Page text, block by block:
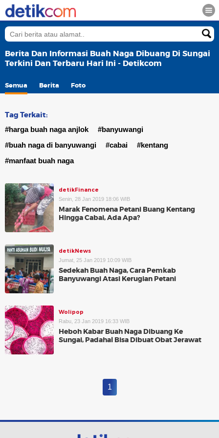
Berita Dan Informasi Buah Naga Dibuang Di Sungai
Terkini Dan Terbaru Hari Ini - Detikcom
Semua Berita Foto
Tag Terkait:
#harga buah naga anjlok
#banyuwangi
#buah naga di banyuwangi
#cabai
#kentang
#manfaat buah naga
detikFinance
Senin, 28 Jan 2019 18:06 WIB
Marak Fenomena Petani Buang Kentang
Hingga Cabai, Ada Apa?
detikNews
Jumat, 25 Jan 2019 10:09 WIB
Sedekah Buah Naga, Cara Pemkab
Banyuwangi Atasi Kerugian Petani
Wolipop
Rabu, 23 Jan 2019 16:33 WIB
Heboh Kabar Buah Naga Dibuang Ke
Sungai, Padahal Bisa Dibuat Obat Jerawat
1